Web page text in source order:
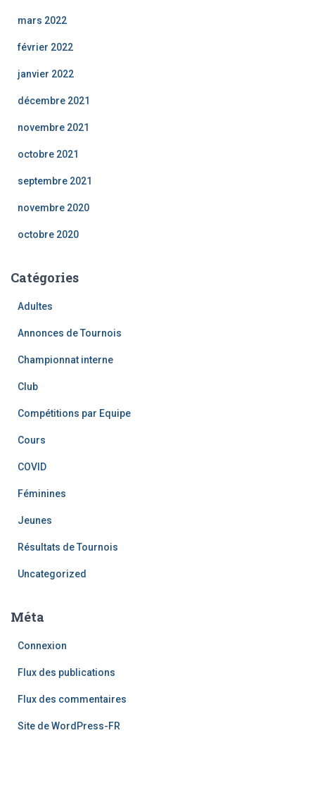
mars 2022
février 2022
janvier 2022
décembre 2021
novembre 2021
octobre 2021
septembre 2021
novembre 2020
octobre 2020
Catégories
Adultes
Annonces de Tournois
Championnat interne
Club
Compétitions par Equipe
Cours
COVID
Féminines
Jeunes
Résultats de Tournois
Uncategorized
Méta
Connexion
Flux des publications
Flux des commentaires
Site de WordPress-FR